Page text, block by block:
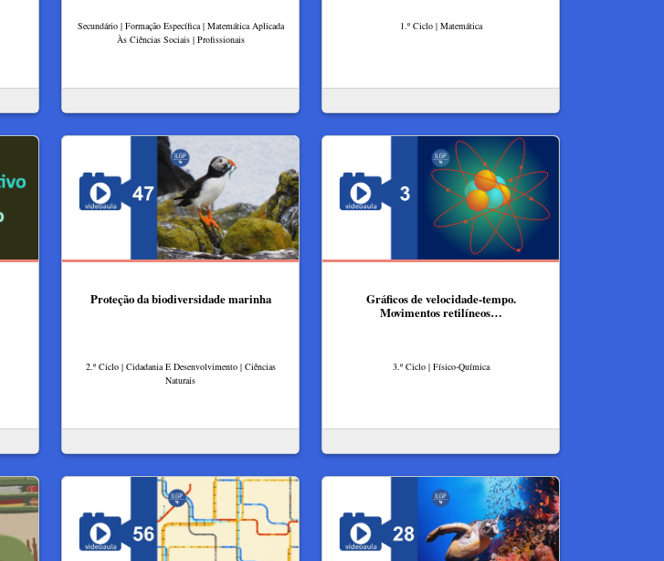
Secundário | Formação Específica | Matemática Aplicada
Às Ciências Sociais | Profissionais
1.º Ciclo | Matemática
Proteção da biodiversidade marinha
2.º Ciclo | Cidadania E Desenvolvimento | Ciências
Naturais
Gráficos de velocidade-tempo.
Movimentos retilíneos…
3.º Ciclo | Físico-Química